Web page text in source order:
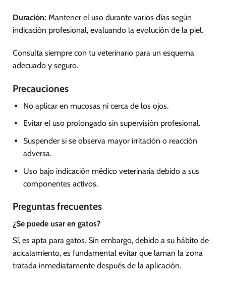
Duración: Mantener el uso durante varios días según
indicación profesional, evaluando la evolución de la piel.
Consulta siempre con tu veterinario para un esquema
adecuado y seguro.
Precauciones
No aplicar en mucosas ni cerca de los ojos.
Evitar el uso prolongado sin supervisión profesional.
Suspender si se observa mayor irritación o reacción
adversa.
Uso bajo indicación médico veterinaria debido a sus
componentes activos.
Preguntas frecuentes
¿Se puede usar en gatos?
Sí, es apta para gatos. Sin embargo, debido a su hábito de
acicalamiento, es fundamental evitar que laman la zona
tratada inmediatamente después de la aplicación.